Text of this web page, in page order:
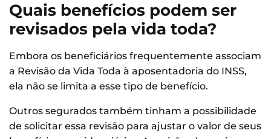
Quais benefícios podem ser
revisados pela vida toda?
Embora os beneficiários frequentemente associam
a Revisão da Vida Toda à aposentadoria do INSS,
ela não se limita a esse tipo de benefício.
Outros segurados também tinham a possibilidade
de solicitar essa revisão para ajustar o valor de seus